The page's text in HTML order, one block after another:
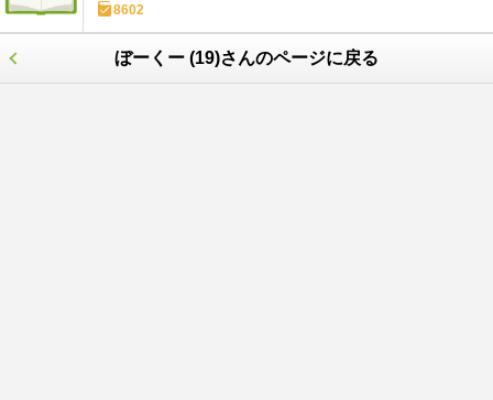
8602
ぼーくー (19)さんのページに戻る